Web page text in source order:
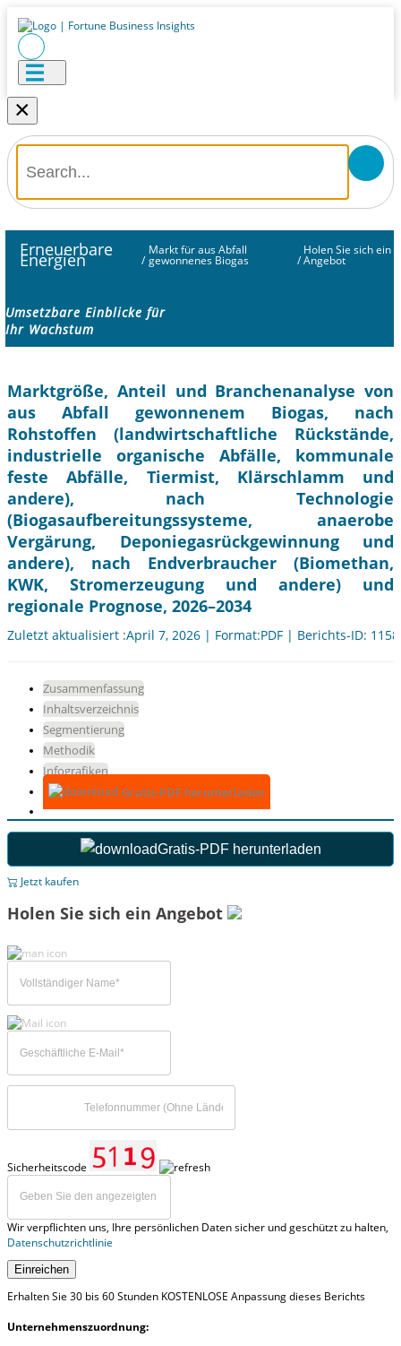
×
Erneuerbare
Energien /
Markt für aus Abfall
gewonnenes Biogas /
Holen Sie sich ein
Angebot
Umsetzbare Einblicke für
Ihr Wachstum
Marktgröße, Anteil und Branchenanalyse von
aus Abfall gewonnenem Biogas, nach
Rohstoffen (landwirtschaftliche Rückstände,
industrielle organische Abfälle, kommunale
feste Abfälle, Tiermist, Klärschlamm und
andere), nach Technologie
(Biogasaufbereitungssysteme, anaerobe
Vergärung, Deponiegasrückgewinnung und
andere), nach Endverbraucher (Biomethan,
KWK, Stromerzeugung und andere) und
regionale Prognose, 2026–2034
Zuletzt aktualisiert :April 7, 2026 | Format:PDF | Berichts-ID:
Zusammenfassung
Inhaltsverzeichnis
Segmentierung
Methodik
Infografiken
Gratis-PDF herunterladen
Gratis-PDF herunterladen
Jetzt kaufen
Holen Sie sich ein Angebot
Sicherheitscode
Wir verpflichten uns, Ihre persönlichen Daten sicher und geschützt zu halten,
Datenschutzrichtlinie
Einreichen
Erhalten Sie 30 bis 60 Stunden KOSTENLOSE Anpassung dieses Berichts
Unternehmenszuordnung: